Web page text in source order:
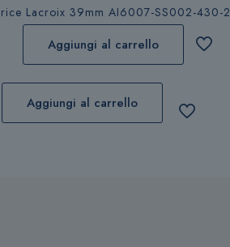
Lacroix 39mm AI6007-SS002-430-2
Aggiungi al carrello
Aggiungi al carrello